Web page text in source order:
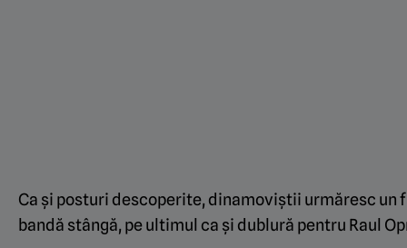
Ca și posturi descoperite, dinamoviștii urmăresc un
bandă stângă, pe ultimul ca și dublură pentru Raul